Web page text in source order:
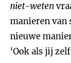
niet-weten
manieren van
nieuwe
‘Ook als jij